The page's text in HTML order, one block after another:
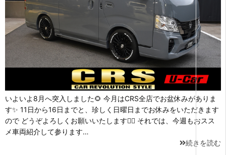
いよいよ8月へ突入しました🌻 今月はCRS全店でお盆休みがありま
す✨ 11日から16日までと、珍しく日曜日までお休みをいただきます
ので どうぞよろしくお願いいたします💁‍♂️ それでは、今週もおスス
メ車両紹介して参ります…
続きを読む